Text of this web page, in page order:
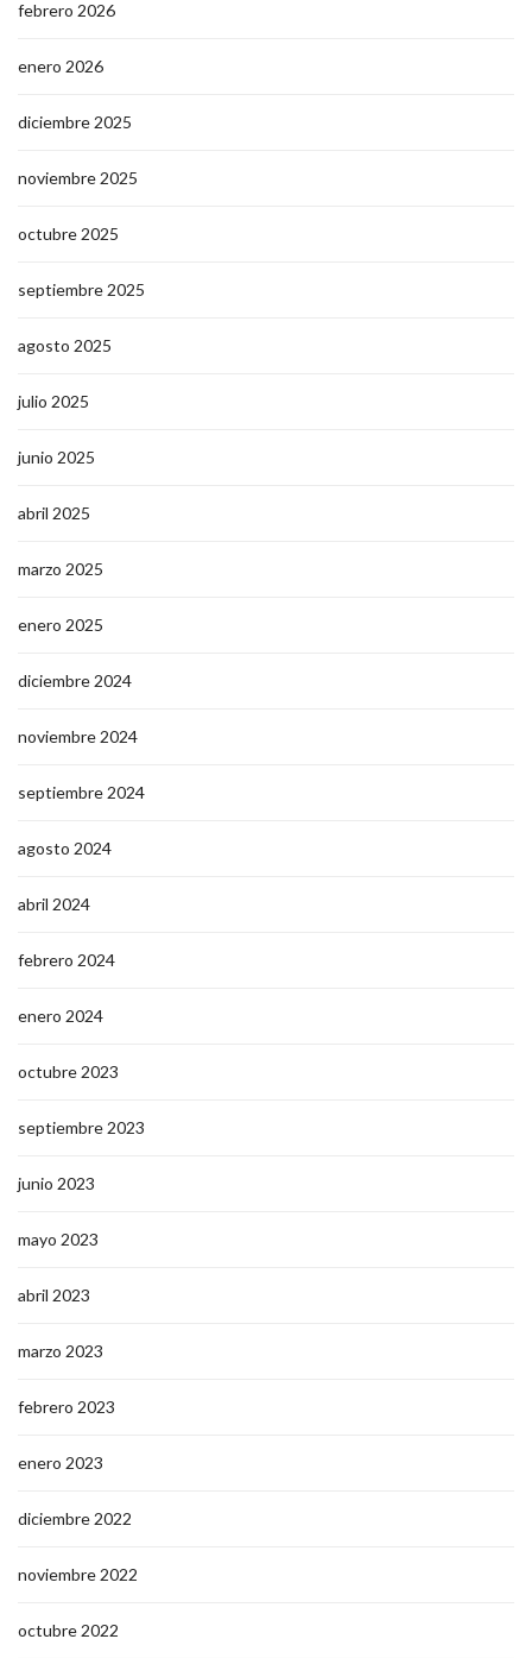
febrero 2026
enero 2026
diciembre 2025
noviembre 2025
octubre 2025
septiembre 2025
agosto 2025
julio 2025
junio 2025
abril 2025
marzo 2025
enero 2025
diciembre 2024
noviembre 2024
septiembre 2024
agosto 2024
abril 2024
febrero 2024
enero 2024
octubre 2023
septiembre 2023
junio 2023
mayo 2023
abril 2023
marzo 2023
febrero 2023
enero 2023
diciembre 2022
noviembre 2022
octubre 2022